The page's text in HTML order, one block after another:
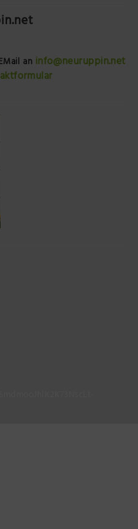
an info@neuruppin.net